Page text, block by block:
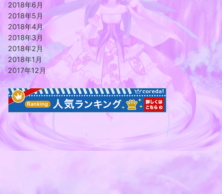
2018年6月
2018年5月
2018年4月
2018年3月
2018年2月
2018年1月
2017年12月